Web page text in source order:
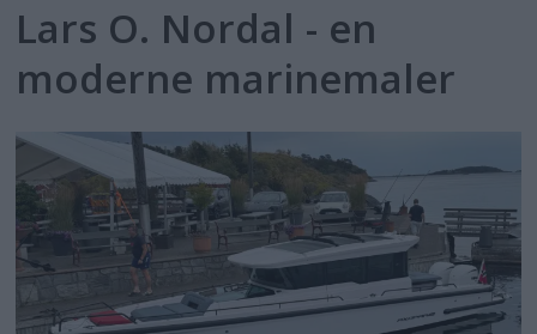
Lars O. Nordal - en
moderne marinemaler